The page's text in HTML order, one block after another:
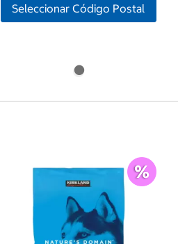
Seleccionar Código Postal